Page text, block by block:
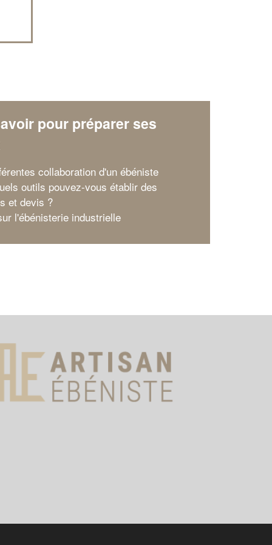
pour préparer ses
collaboration d'un ébéniste
outils pouvez-vous établir des
et devis ?
l'ébénisterie industrielle